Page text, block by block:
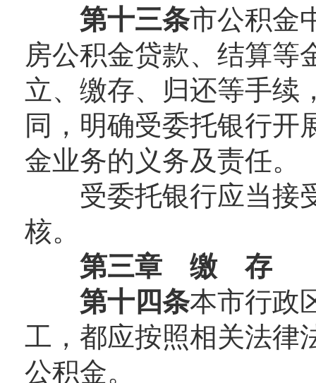
第十三条市公积金
房公积金贷款、结算等
立、缴存、归还等手续
同，明确受委托银行开
金业务的义务及责任。
受委托银行应当接受
核。
第三章 缴 存
第十四条本市行政
工，都应按照相关法律
公积金。